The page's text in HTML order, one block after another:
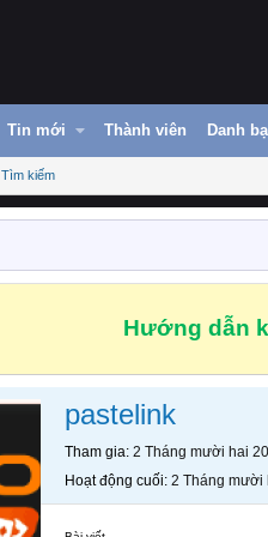
Tin mới Thành viên Danh bạ
Tìm kiếm
Hướng dẫn
pastelink
Tham gia 2 Tháng mười hai
Hoạt động cuối 2 Tháng mười